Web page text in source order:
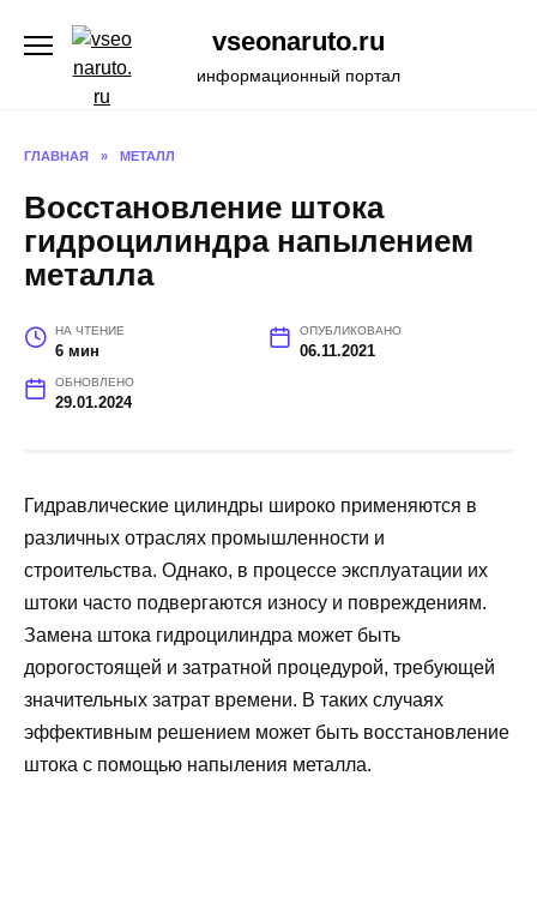
содержанию
vseonaruto.ru
информационный портал
ГЛАВНАЯ » МЕТАЛЛ
Восстановление штока
гидроцилиндра напылением
металла
НА ЧТЕНИЕ
6 мин
ОПУБЛИКОВАНО
06.11.2021
ОБНОВЛЕНО
29.01.2024
Гидравлические цилиндры широко применяются в
различных отраслях промышленности и
строительства. Однако, в процессе эксплуатации их
штоки часто подвергаются износу и повреждениям.
Замена штока гидроцилиндра может быть
дорогостоящей и затратной процедурой, требующей
значительных затрат времени. В таких случаях
эффективным решением может быть восстановление
штока с помощью напыления металла.